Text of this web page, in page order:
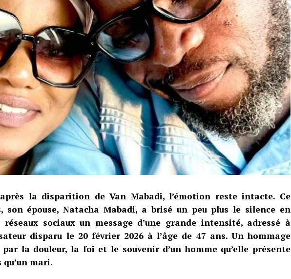
la disparition de Van Mabadi, l’émotion reste intacte. Ce
son épouse, Natacha Mabadi, a brisé un peu plus le silence en
sociaux un message d’une grande intensité, adressé à
disparu le 20 février 2026 à l’âge de 47 ans. Un hommage
la douleur, la foi et le souvenir d’un homme qu’elle présente
mari.